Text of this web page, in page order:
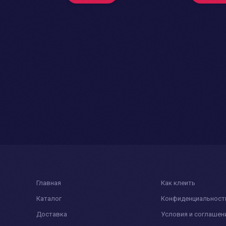
Главная
Каталог
Доставка
Как клеить
Условия и